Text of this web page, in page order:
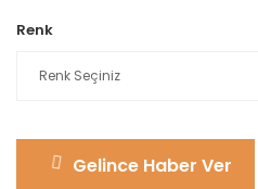
Renk
Gelince Haber Ver